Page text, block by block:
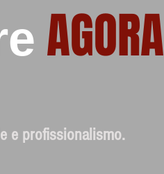
AGORA
e profissionalismo.